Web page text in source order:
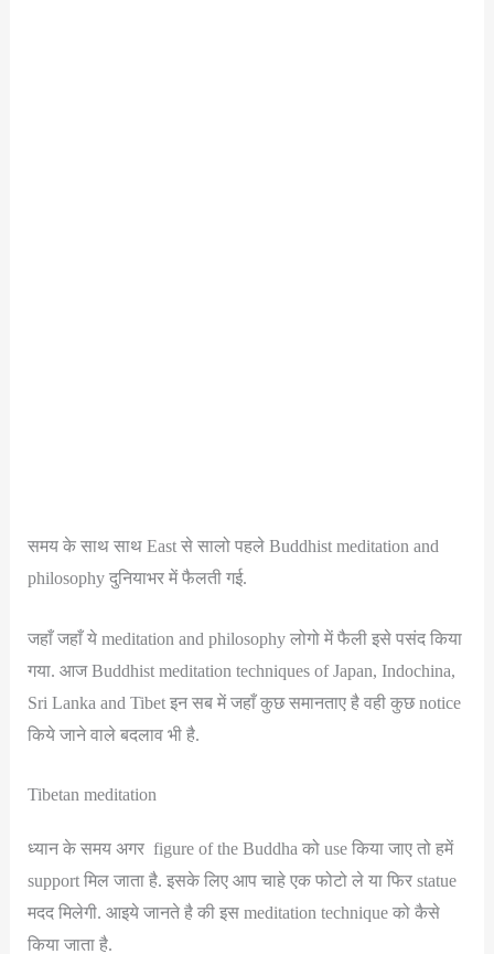
समय के साथ साथ East से सालो पहले Buddhist meditation and
philosophy दुनियाभर में फैलती गई.
जहाँ जहाँ ये meditation and philosophy लोगो में फैली इसे पसंद किया
गया. आज Buddhist meditation techniques of Japan, Indochina,
Sri Lanka and Tibet इन सब में जहाँ कुछ समानताए है वही कुछ notice
किये जाने वाले बदलाव भी है.
Tibetan meditation
ध्यान के समय अगर figure of the Buddha को use किया जाए तो हमें
support मिल जाता है. इसके लिए आप चाहे एक फोटो ले या फिर statue
मदद मिलेगी. आइये जानते है की इस meditation technique को कैसे
किया जाता है.